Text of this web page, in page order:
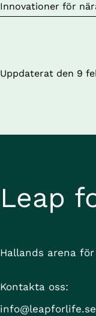
Innovationer för
Uppdaterat den 9
Leap
Hallands arena
Kontakta oss:
info@leapforlife.se